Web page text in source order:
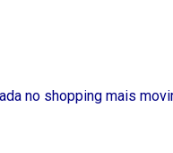
no shopping mais